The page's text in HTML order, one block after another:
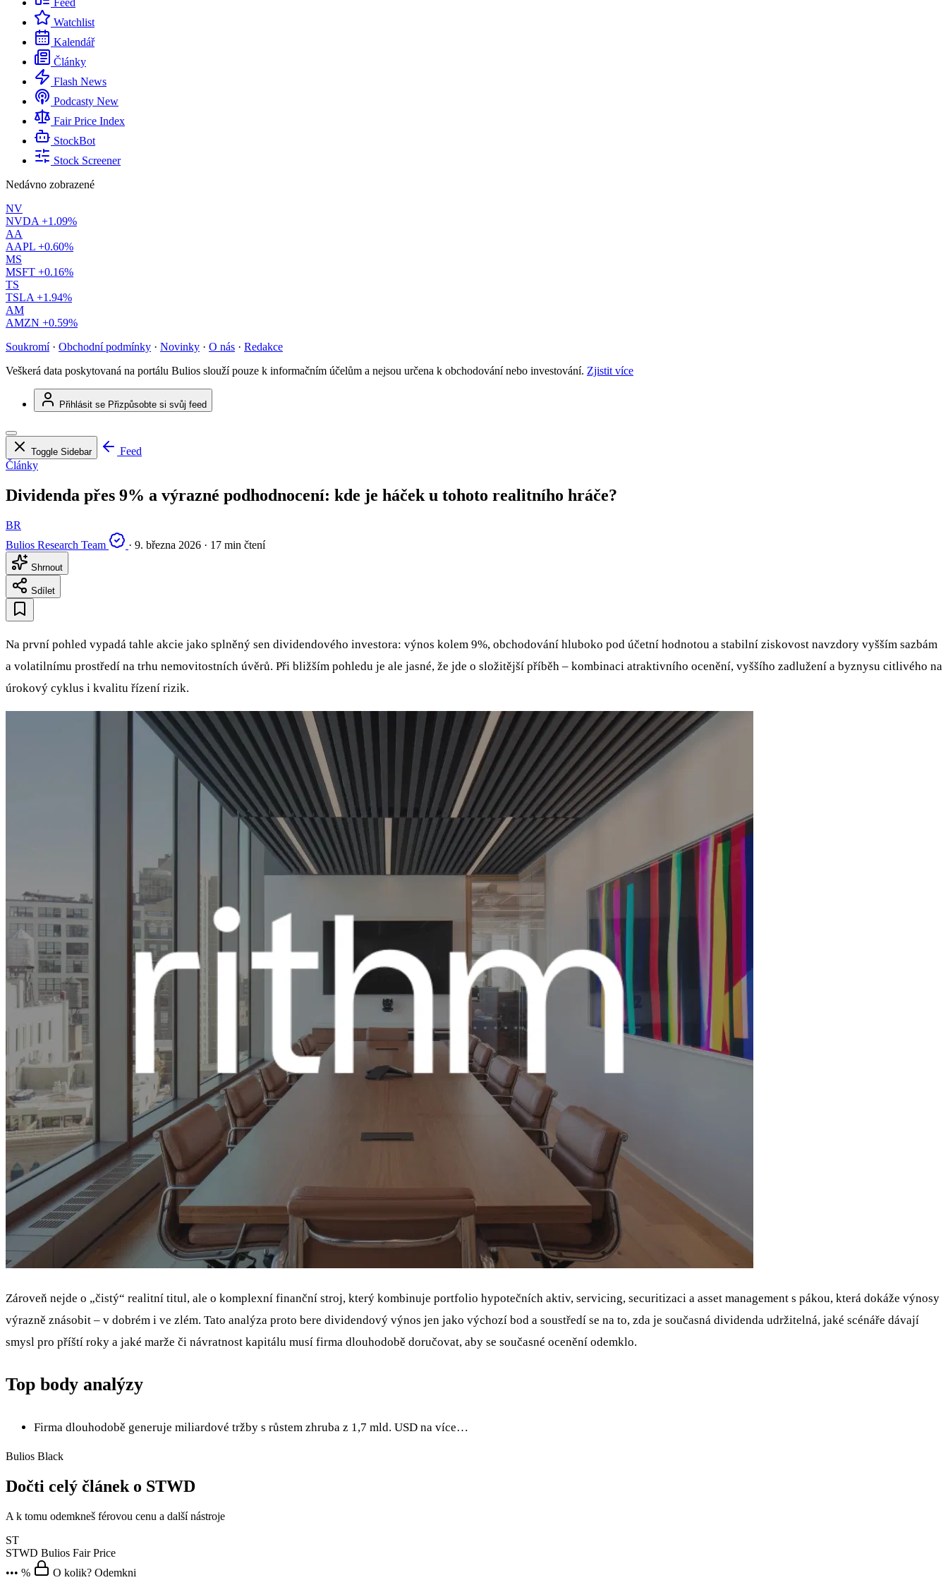
Feed
Watchlist
Kalendář
Články
Flash News
Podcasty New
Fair Price Index
StockBot
Stock Screener
Nedávno zobrazené
NV
NVDA +1.09%
AA
AAPL +0.60%
MS
MSFT +0.16%
TS
TSLA +1.94%
AM
AMZN +0.59%
Soukromí · Obchodní podmínky · Novinky · O nás · Redakce
Veškerá data poskytovaná na portálu Bulios slouží pouze k informačním účelům a nejsou určena k obchodování nebo investování. Zjistit více
Přihlásit se Přizpůsobte si svůj feed
Toggle Sidebar
Feed
Články
Dividenda přes 9% a výrazné podhodnocení: kde je háček u tohoto realitního hráče?
BR
Bulios Research Team
· 9. března 2026 · 17 min čtení
Shrnout
Sdílet
Na první pohled vypadá tahle akcie jako splněný sen dividendového investora: výnos kolem 9%, obchodování hluboko pod účetní hodnotou a stabilní ziskovost navzdory vyšším sazbám
a volatilnímu prostředí na trhu nemovitostních úvěrů. Při bližším pohledu je ale jasné, že jde o složitější příběh – kombinaci atraktivního ocenění, vyššího zadlužení a byznysu citlivého na
úrokový cyklus i kvalitu řízení rizik.
Zároveň nejde o „čistý“ realitní titul, ale o komplexní finanční stroj, který kombinuje portfolio hypotečních aktiv, servicing, securitizaci a asset management s pákou, která dokáže výnosy
výrazně znásobit – v dobrém i ve zlém. Tato analýza proto bere dividendový výnos jen jako výchozí bod a soustředí se na to, zda je současná dividenda udržitelná, jaké scénáře dávají
smysl pro příští roky a jaké marže či návratnost kapitálu musí firma dlouhodobě doručovat, aby se současné ocenění odemklo.
Top body analýzy
Firma dlouhodobě generuje miliardové tržby s růstem zhruba z 1,7 mld. USD na více…
Bulios Black
Dočti celý článek o STWD
A k tomu odemkneš férovou cenu a další nástroje
ST
STWD Bulios Fair Price
••• %
O kolik? Odemkni